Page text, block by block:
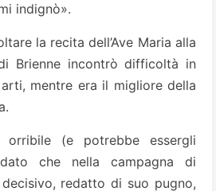
indignò».
la recita dell’Ave Maria alla
Brienne incontrò difficoltà in
mentre era il migliore della
(e potrebbe essergli
che nella campagna di
redatto di suo pugno,